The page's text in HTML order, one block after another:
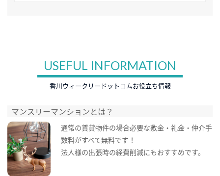
USEFUL INFORMATION
香川ウィークリードットコムお役立ち情報
マンスリーマンションとは？
通常の賃貸物件の場合必要な敷金・礼金・仲介手
数料がすべて無料です！
法人様の出張時の経費削減にもおすすめです。